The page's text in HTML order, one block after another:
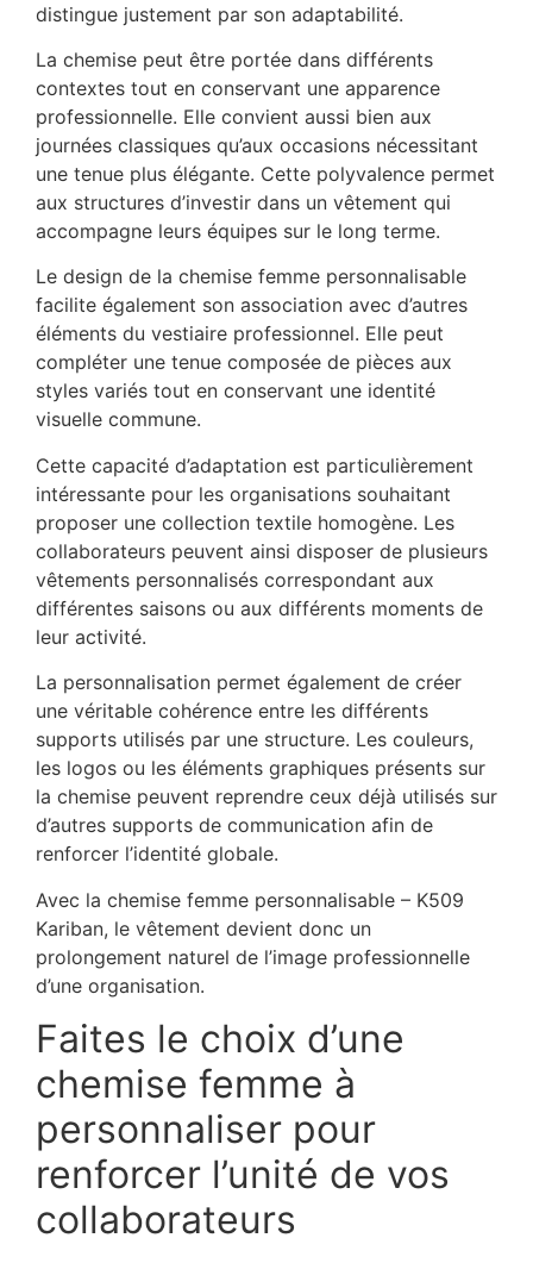
distingue justement par son adaptabilité.
La chemise peut être portée dans différents
contextes tout en conservant une apparence
professionnelle. Elle convient aussi bien aux
journées classiques qu’aux occasions nécessitant
une tenue plus élégante. Cette polyvalence permet
aux structures d’investir dans un vêtement qui
accompagne leurs équipes sur le long terme.
Le design de la chemise femme personnalisable
facilite également son association avec d’autres
éléments du vestiaire professionnel. Elle peut
compléter une tenue composée de pièces aux
styles variés tout en conservant une identité
visuelle commune.
Cette capacité d’adaptation est particulièrement
intéressante pour les organisations souhaitant
proposer une collection textile homogène. Les
collaborateurs peuvent ainsi disposer de plusieurs
vêtements personnalisés correspondant aux
différentes saisons ou aux différents moments de
leur activité.
La personnalisation permet également de créer
une véritable cohérence entre les différents
supports utilisés par une structure. Les couleurs,
les logos ou les éléments graphiques présents sur
la chemise peuvent reprendre ceux déjà utilisés sur
d’autres supports de communication afin de
renforcer l’identité globale.
Avec la chemise femme personnalisable – K509
Kariban, le vêtement devient donc un
prolongement naturel de l’image professionnelle
d’une organisation.
Faites le choix d’une
chemise femme à
personnaliser pour
renforcer l’unité de vos
collaborateurs